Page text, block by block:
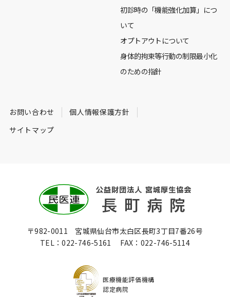
初診時の「機能強化加算」につ
いて
オプトアウトについて
身体的拘束等行動の制限最小化
のための指針
お問い合わせ
個人情報保護方針
サイトマップ
〒982-0011 宮城県仙台市太白区長町3丁目7番26号
TEL：022-746-5161 FAX： 022-746-5114
医療機能評価機構
認定病院